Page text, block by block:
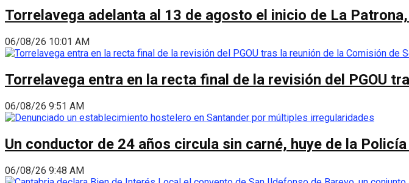
Torrelavega adelanta al 13 de agosto el inicio de La
06/08/26 10:01 AM
Torrelavega entra en la recta final de la revisión del PGOU
06/08/26 9:51 AM
Un conductor de 24 años circula sin carné, huye de la
06/08/26 9:48 AM